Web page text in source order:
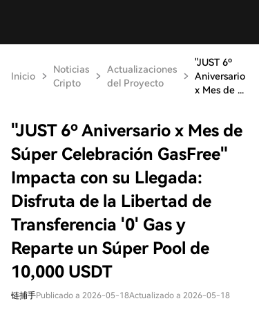
Inicio
Noticias
Cripto
Actualizaciones
del Proyecto
"JUST 6º
Aniversario
x Mes de ...
"JUST 6º Aniversario x Mes de
Súper Celebración GasFree"
Impacta con su Llegada:
Disfruta de la Libertad de
Transferencia '0' Gas y
Reparte un Súper Pool de
10,000 USDT
链捕手Publicado a 2026-05-18Actualizado a 2026-05-18